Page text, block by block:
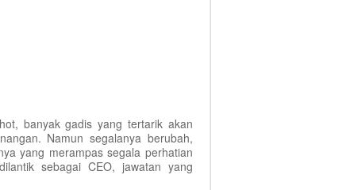
banyak gadis yang tertarik akan
Namun segalanya berubah,
yang merampas segala perhatian
sebagai CEO, jawatan yang